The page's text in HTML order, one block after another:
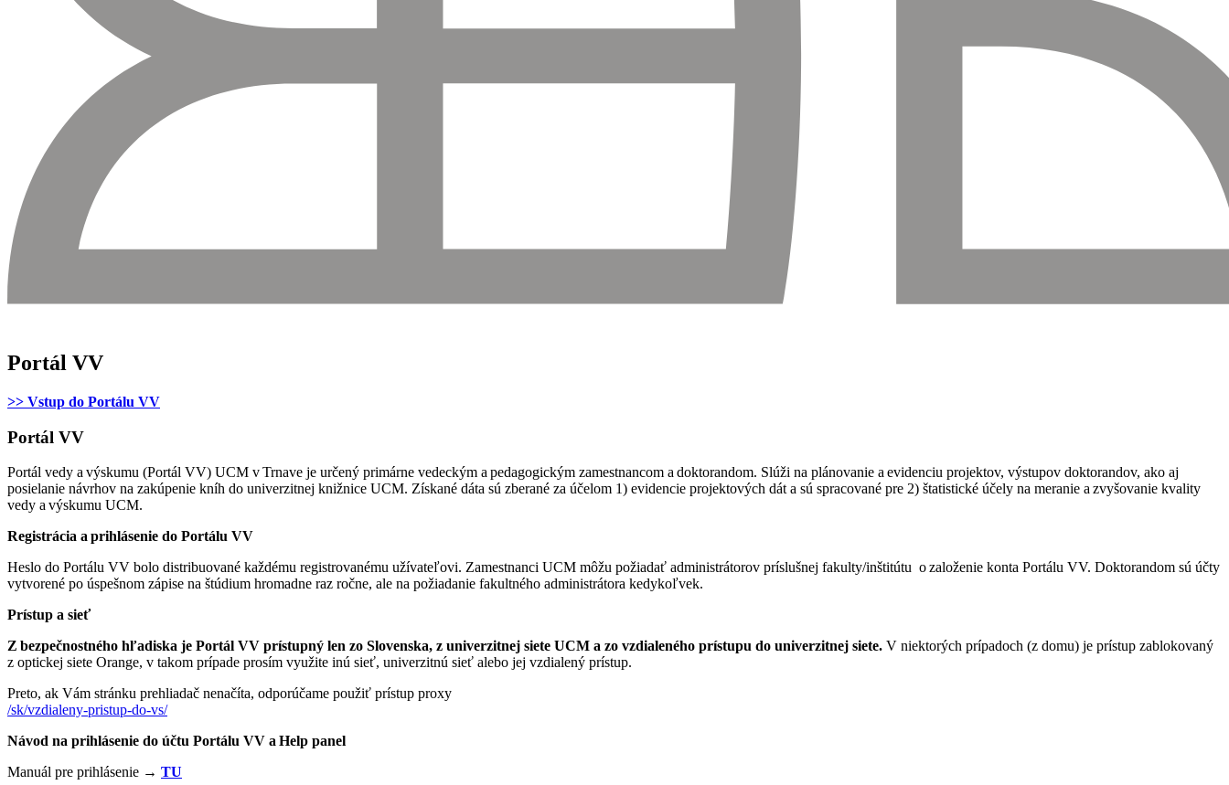
Portál VV
>> Vstup do Portálu VV
Portál VV
Portál vedy a výskumu (Portál VV) UCM v Trnave je určený primárne vedeckým a pedagogickým zamestnancom a doktorandom. Slúži na plánovanie a evidenciu projektov, výstupov doktorandov, ako aj
posielanie návrhov na zakúpenie kníh do univerzitnej knižnice UCM. Získané dáta sú zberané za účelom 1) evidencie projektových dát a sú spracované pre 2) štatistické účely na meranie a zvyšovanie kvality
vedy a výskumu UCM.
Registrácia a prihlásenie do Portálu VV
Heslo do Portálu VV bolo distribuované každému registrovanému užívateľovi. Zamestnanci UCM môžu požiadať administrátorov príslušnej fakulty/inštitútu o založenie konta Portálu VV. Doktorandom sú účty
vytvorené po úspešnom zápise na štúdium hromadne raz ročne, ale na požiadanie fakultného administrátora kedykoľvek.
Prístup a sieť
Z bezpečnostného hľadiska je Portál VV prístupný len zo Slovenska, z univerzitnej siete UCM a zo vzdialeného prístupu do univerzitnej siete. V niektorých prípadoch (z domu) je prístup zablokovaný
z optickej siete Orange, v takom prípade prosím využite inú sieť, univerzitnú sieť alebo jej vzdialený prístup.
Preto, ak Vám stránku prehliadač nenačíta, odporúčame použiť prístup proxy
/sk/vzdialeny-pristup-do-vs/
Návod na prihlásenie do účtu Portálu VV a Help panel
Manuál pre prihlásenie → TU